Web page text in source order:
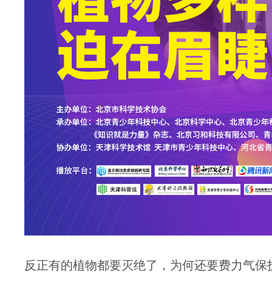
反正有的植物都要灭绝了，为何还要费力气